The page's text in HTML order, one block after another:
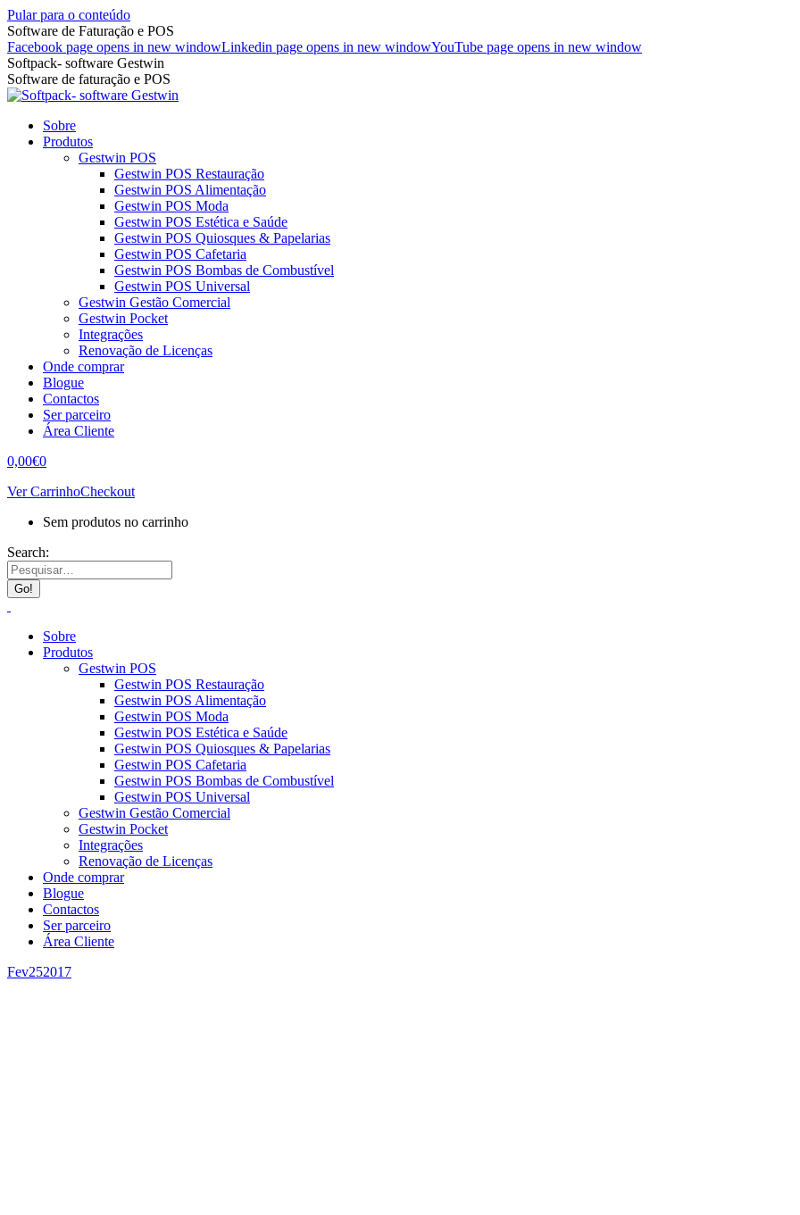
Pular para o conteúdo
Software de Faturação e POS
Facebook page opens in new windowLinkedin page opens in new windowYouTube page opens in new window
Softpack- software Gestwin
Software de faturação e POS
Sobre
Produtos
Gestwin POS
Gestwin POS Restauração
Gestwin POS Alimentação
Gestwin POS Moda
Gestwin POS Estética e Saúde
Gestwin POS Quiosques & Papelarias
Gestwin POS Cafetaria
Gestwin POS Bombas de Combustível
Gestwin POS Universal
Gestwin Gestão Comercial
Gestwin Pocket
Integrações
Renovação de Licenças
Onde comprar
Blogue
Contactos
Ser parceiro
Área Cliente
0,00€0
Ver CarrinhoCheckout
Sem produtos no carrinho
Search:
Sobre
Produtos
Gestwin POS
Gestwin POS Restauração
Gestwin POS Alimentação
Gestwin POS Moda
Gestwin POS Estética e Saúde
Gestwin POS Quiosques & Papelarias
Gestwin POS Cafetaria
Gestwin POS Bombas de Combustível
Gestwin POS Universal
Gestwin Gestão Comercial
Gestwin Pocket
Integrações
Renovação de Licenças
Onde comprar
Blogue
Contactos
Ser parceiro
Área Cliente
Fev252017